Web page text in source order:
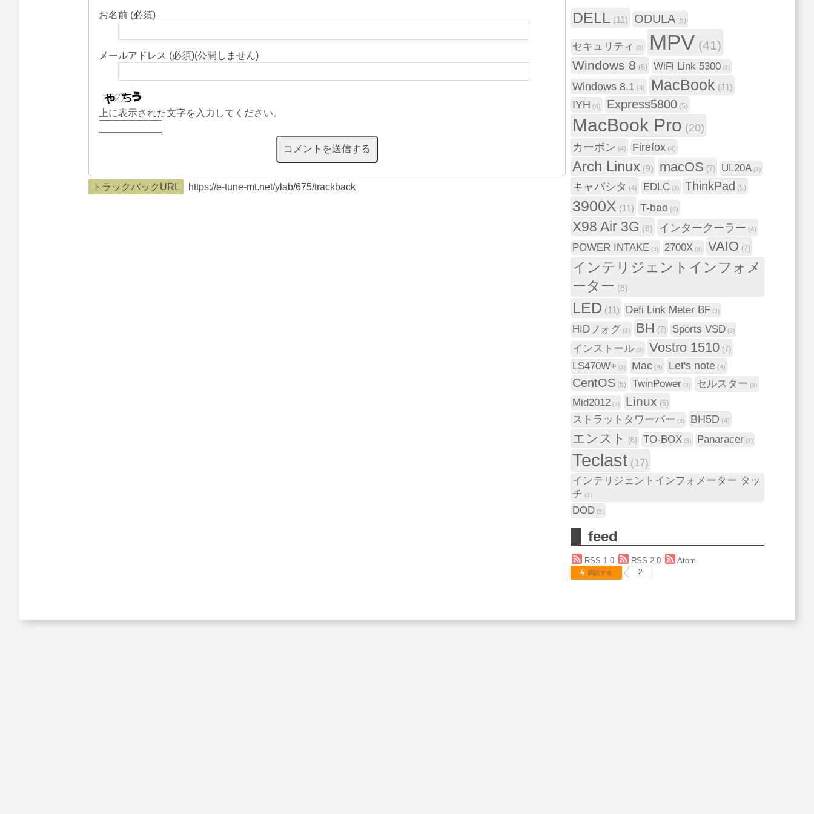
お名前 (必須)
メールアドレス (必須)(公開しません)
上に表示された文字を入力してください。
トラックバックURL https://e-tune-mt.net/ylab/675/trackback
DELL (11) ODULA (5)
セキュリティ (3) MPV (41)
Windows 8 (6) WiFi Link 5300 (3)
Windows 8.1 (4) MacBook (11)
IYH (4) Express5800 (5)
MacBook Pro (20)
カーボン (4) Firefox (4)
Arch Linux (9) macOS (7) UL20A (3)
キャパシタ (4) EDLC (3) ThinkPad (5)
3900X (11) T-bao (4)
X98 Air 3G (8) インタークーラー (4)
POWER INTAKE (3) 2700X (3) VAIO (7)
インテリジェントインフォメ
ーター (8)
LED (11) Defi Link Meter BF (3)
HIDフォグ (3) BH (7) Sports VSD (3)
インストール (3) Vostro 1510 (7)
LS470W+ (3) Mac (4) Let's note (4)
CentOS (5) TwinPower (3) セルスター (3)
Mid2012 (3) Linux (6)
ストラットタワーバー (3) BH5D (4)
エンスト (6) TO-BOX (3) Panaracer (3)
Teclast (17)
インテリジェントインフォメーター タッ
チ (3)
DOD (3)
feed
RSS 1.0 RSS 2.0 Atom
購読する 2